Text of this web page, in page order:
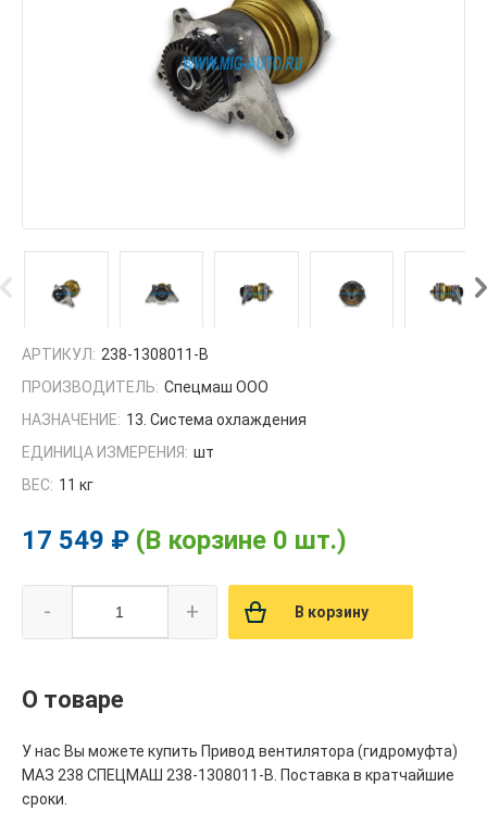
АРТИКУЛ: 238-1308011-В
ПРОИЗВОДИТЕЛЬ: Спецмаш ООО
НАЗНАЧЕНИЕ: 13. Система охлаждения
ЕДИНИЦА ИЗМЕРЕНИЯ: шт
ВЕС: 11 кг
17 549 ₽ (В корзине 0 шт.)
- + В корзину
О товаре
У нас Вы можете купить Привод вентилятора (гидромуфта)
МАЗ 238 СПЕЦМАШ 238-1308011-В. Поставка в кратчайшие
сроки.